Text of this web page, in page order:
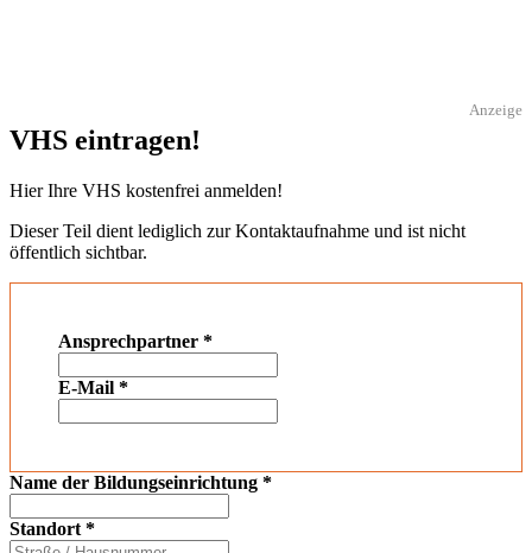
Anzeige
VHS eintragen!
Hier Ihre VHS kostenfrei anmelden!
Dieser Teil dient lediglich zur Kontaktaufnahme und ist nicht
öffentlich sichtbar.
Ansprechpartner *
E-Mail *
Name der Bildungseinrichtung *
Standort *